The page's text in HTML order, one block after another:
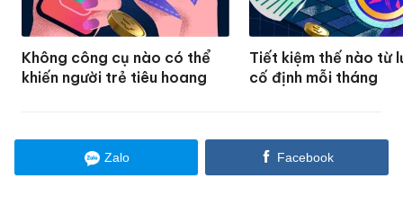
Không công cụ nào có thể
khiến người trẻ tiêu hoang
Tiết kiệm thế nào từ
cố định mỗi tháng
Zalo Facebook